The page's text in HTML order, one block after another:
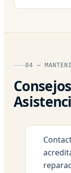
04 —